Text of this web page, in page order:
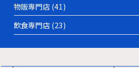
物販専門店 (41)
飲食専門店 (23)